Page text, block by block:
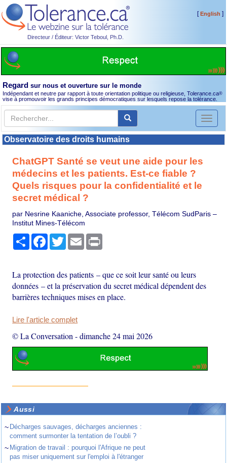
Directeur / Éditeur: Victor Teboul, Ph.D.
[English ]
Regard sur nous et ouverture sur le monde
Indépendant et neutre par rapport à toute orientation politique ou religieuse, Tolerance.ca®
vise à promouvoir les grands principes démocratiques sur lesquels repose la tolérance.
Toggle
Observatoire des droits humains
ChatGPT Santé se veut une aide pour les
médecins et les patients. Est-ce fiable ?
Quels risques pour la confidentialité et le
secret médical ?
par Nesrine Kaaniche, Associate professor, Télécom SudParis –
Institut Mines-Télécom
PartagerFacebook
TwitterEmail
La protection des patients – que ce soit leur santé ou leurs
données – et la préservation du secret médical dépendent des
barrières techniques mises en place.
Lire l'article complet
© La Conversation -dimanche 24 mai 2026
Aussi
~ Décharges sauvages, décharges anciennes :
comment surmonter la tentation de l’oubli ?
~ Migration de travail : pourquoi l'Afrique ne peut
pas miser uniquement sur l'emploi à l'étranger